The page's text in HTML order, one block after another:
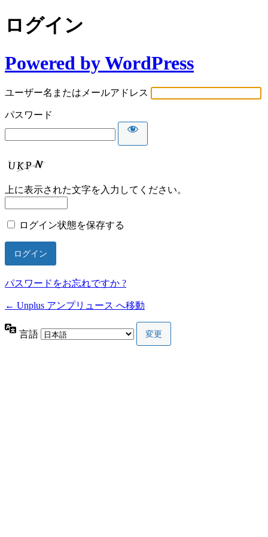
ログイン
Powered by WordPress
ユーザー名またはメールアドレス
パスワード
上に表示された文字を入力してください。
ログイン状態を保存する
パスワードをお忘れですか ?
← Unplus アンプリュース へ移動
言語